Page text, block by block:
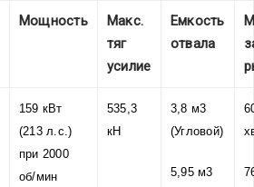
Мощность
Макс.
тяг
усилие
Емкость
отвала
159 кВт
(213 л.с.)
при 2000
об/мин
535,3
кН
3,8 м3
(Угловой)
5,95 м3